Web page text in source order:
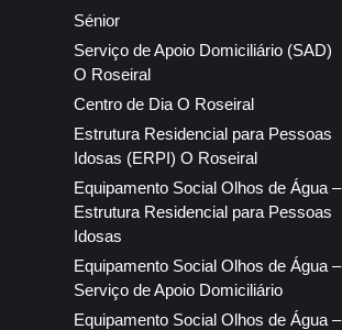
Sénior
Serviço de Apoio Domiciliário (SAD)
O Roseiral
Centro de Dia O Roseiral
Estrutura Residencial para Pessoas
Idosas (ERPI) O Roseiral
Equipamento Social Olhos de Água –
Estrutura Residencial para Pessoas
Idosas
Equipamento Social Olhos de Água –
Serviço de Apoio Domiciliário
Equipamento Social Olhos de Água –